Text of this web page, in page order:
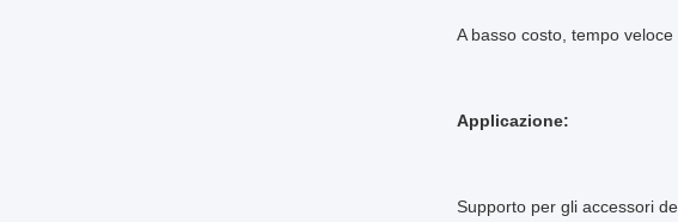
A basso costo, tempo veloce
Applicazione:
Supporto per gli accessori